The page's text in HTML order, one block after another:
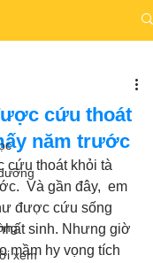
xem
cứu thoát
năm trước
cứu thoát khỏi tà
Và gần đây,  em
được cứu sống
sinh. Nhưng giờ
mầm hy vọng tích